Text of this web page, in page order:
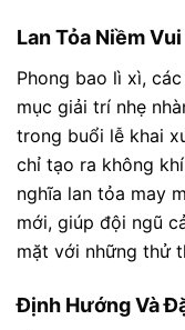
Lan Tỏa Niềm
Phong bao lì xì,
mục giải trí nhẹ
trong buổi lễ khai
chỉ tạo ra không
nghĩa lan tỏa may
mới, giúp đội ngũ
mặt với những thử
Định Hướng Và